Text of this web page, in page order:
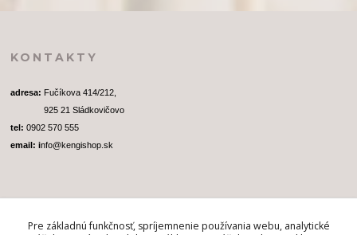
KONTAKTY
adresa: Fučíkova 414/212,
              925 21 Sládkovičovo
tel: 0902 570 555
email: info@kengishop.sk
SLEDUJTE NÁS
Pre základnú funkčnosť, spríjemnenie používania webu, analytické